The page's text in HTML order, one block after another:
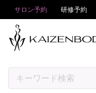
サロン予約 研修予約